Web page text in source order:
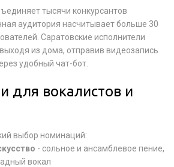
тысячи конкурсантов
аудитория насчитывает больше 30
Саратовские исполнители
из дома, отправив видеозапись
удобный чат-бот.
для вокалистов и
выбор номинаций:
- сольное и ансамблевое пение,
вокал